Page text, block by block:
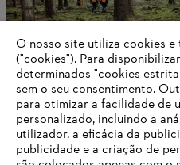
STIHL na Alemanha
O nosso site utiliza cookies
("cookies"). Para
determinados "cookies
sem o seu consentimento.
para otimizar a facilidade de
personalizado, incluindo a
utilizador, a eficácia da
publicidade e a criação de